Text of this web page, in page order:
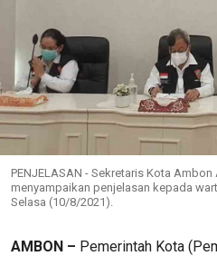
PENJELASAN - Sekretaris Kota Ambon
menyampaikan penjelasan kepada
Selasa (10/8/2021).
AMBON – Pemerintah Kota